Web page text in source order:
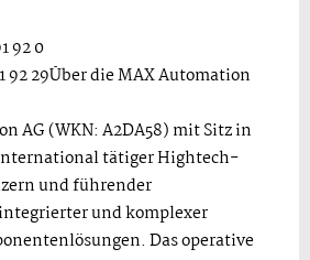
92 0
92 29Über die MAX Automation
AG (WKN: A2DA58) mit Sitz in
tätiger Hightech-
und führender
und komplexer
Das operative